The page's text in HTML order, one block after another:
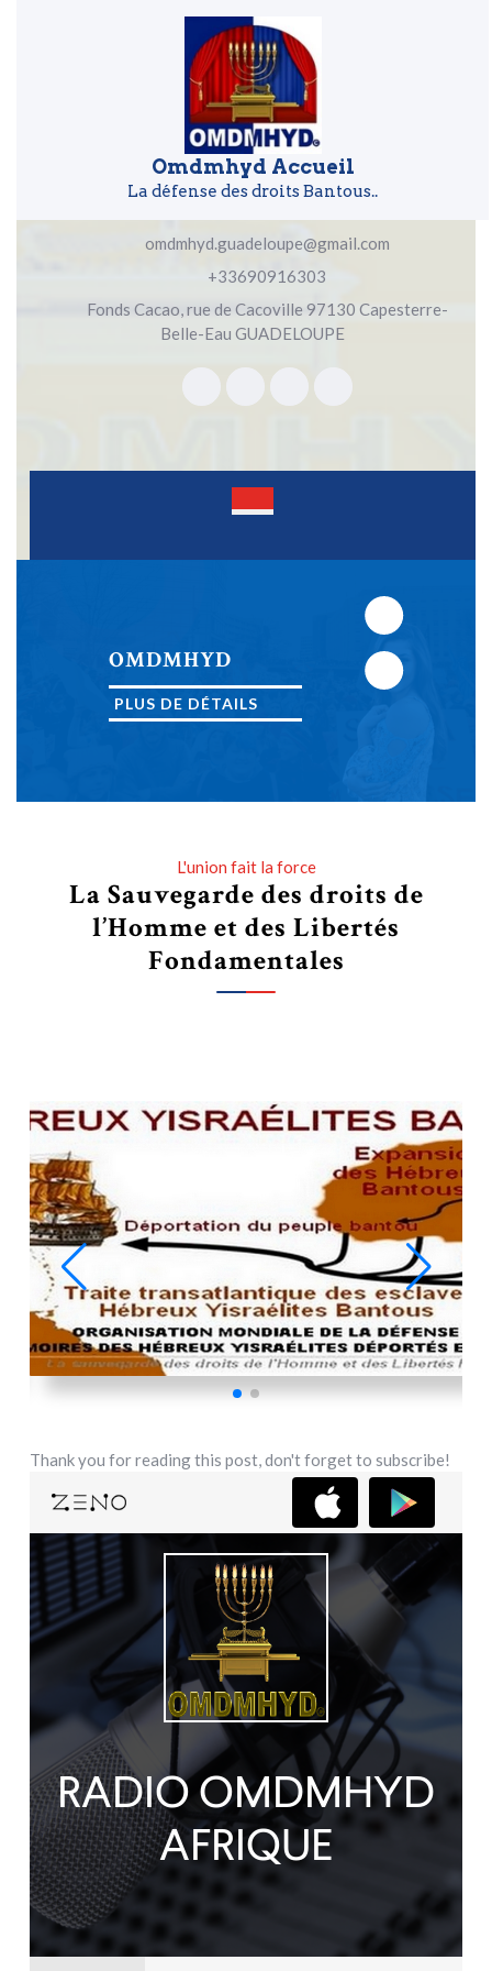
Omdmhyd Accueil
La défense des droits Bantous..
omdmhyd.guadeloupe@gmail.com
+33690916303
Fonds Cacao, rue de Cacoville 97130 Capesterre-
Belle-Eau GUADELOUPE
OMDMHYD
PLUS DE DÉTAILS
PLUS DE DÉTAILS
Previous
Next
L'union fait la force
La Sauvegarde des droits de
l’Homme et des Libertés
Fondamentales
Thank you for reading this post, don't forget to subscribe!